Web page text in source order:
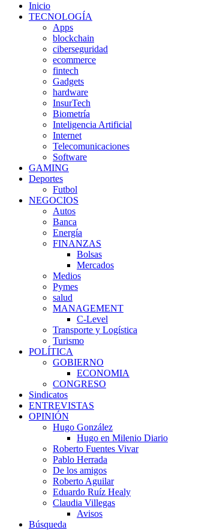
Inicio
TECNOLOGÍA
Apps
blockchain
ciberseguridad
ecommerce
fintech
Gadgets
hardware
InsurTech
Biometría
Inteligencia Artificial
Internet
Telecomunicaciones
Software
GAMING
Deportes
Futbol
NEGOCIOS
Autos
Banca
Energía
FINANZAS
Bolsas
Mercados
Medios
Pymes
salud
MANAGEMENT
C-Level
Transporte y Logística
Turismo
POLÍTICA
GOBIERNO
ECONOMIA
CONGRESO
Sindicatos
ENTREVISTAS
OPINIÓN
Hugo González
Hugo en Milenio Diario
Roberto Fuentes Vivar
Pablo Herrada
De los amigos
Roberto Aguilar
Eduardo Ruíz Healy
Claudia Villegas
Avisos
Búsqueda